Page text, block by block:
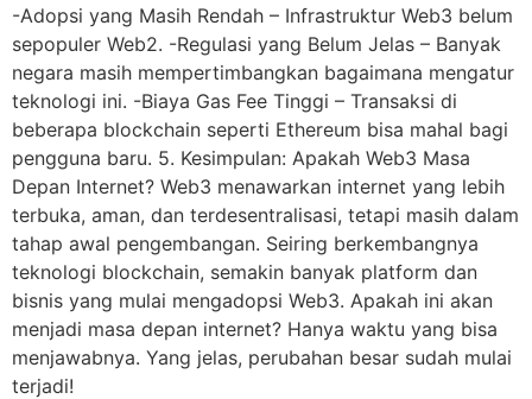
-Adopsi yang Masih Rendah – Infrastruktur Web3 belum
sepopuler Web2. -Regulasi yang Belum Jelas – Banyak
negara masih mempertimbangkan bagaimana mengatur
teknologi ini. -Biaya Gas Fee Tinggi – Transaksi di
beberapa blockchain seperti Ethereum bisa mahal bagi
pengguna baru. 5. Kesimpulan: Apakah Web3 Masa
Depan Internet? Web3 menawarkan internet yang lebih
terbuka, aman, dan terdesentralisasi, tetapi masih dalam
tahap awal pengembangan. Seiring berkembangnya
teknologi blockchain, semakin banyak platform dan
bisnis yang mulai mengadopsi Web3. Apakah ini akan
menjadi masa depan internet? Hanya waktu yang bisa
menjawabnya. Yang jelas, perubahan besar sudah mulai
terjadi!